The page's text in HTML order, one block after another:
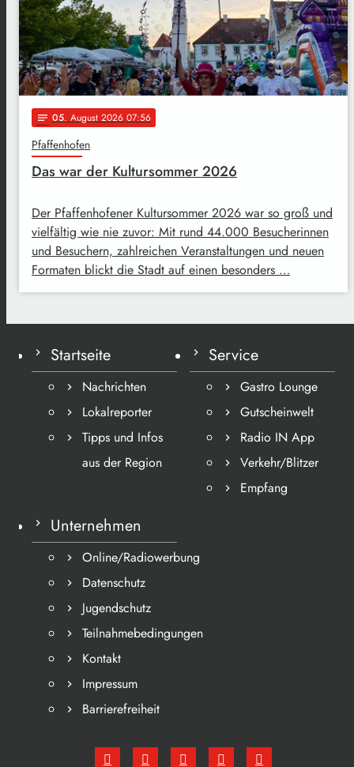
notes 05. August 2026 07:56
Pfaffenhofen
Das war der Kultursommer 2026
Der Pfaffenhofener Kultursommer 2026 war so groß und
vielfältig wie nie zuvor: Mit rund 44.000 Besucherinnen
und Besuchern, zahlreichen Veranstaltungen und neuen
Formaten blickt die Stadt auf einen besonders …
Startseite
Nachrichten
Lokalreporter
Tipps und Infos
aus der Region
Service
Gastro Lounge
Gutscheinwelt
Radio IN App
Verkehr/Blitzer
Empfang
Unternehmen
Online/Radiowerbung
Datenschutz
Jugendschutz
Teilnahmebedingungen
Kontakt
Impressum
Barrierefreiheit